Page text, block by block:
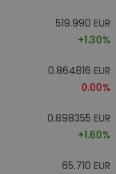
519.990 EUR
+1.30%
0.864816 EUR
0.00%
0.898355 EUR
+1.60%
65.710 EUR